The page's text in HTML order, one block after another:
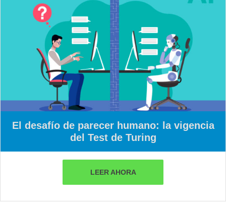
El desafío de parecer humano: la vigencia
del Test de Turing
LEER AHORA